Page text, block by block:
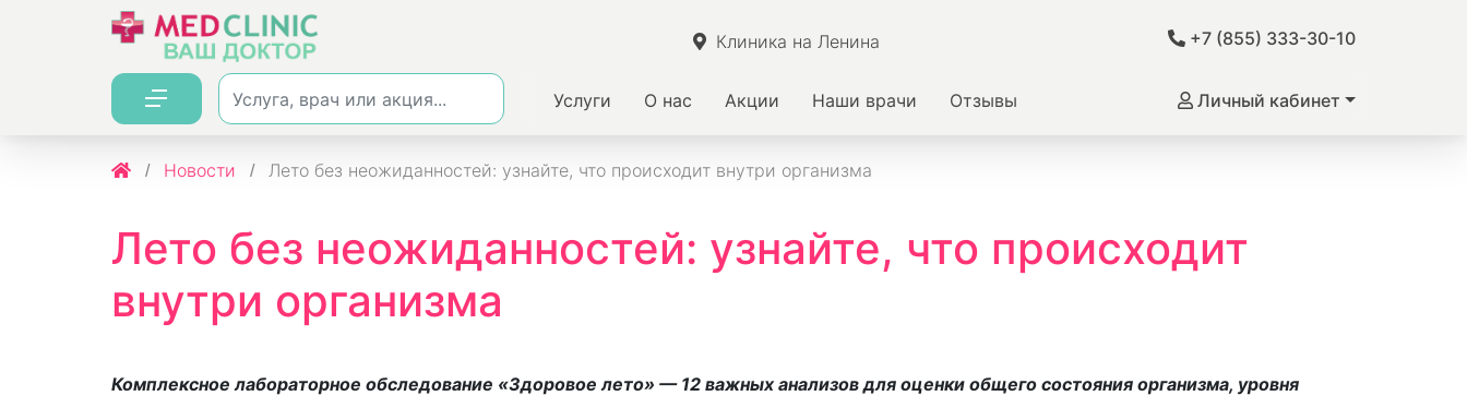
Клиника на Ленина +7 (855) 333-30-10
Услуги О нас Акции Наши врачи Отзывы Личный кабинет
Новости Лето без неожиданностей: узнайте, что происходит внутри организма
Лето без неожиданностей: узнайте, что происходит
внутри организма
Комплексное лабораторное обследование «Здоровое лето» — 12 важных анализов для оценки общего состояния организма, уровня